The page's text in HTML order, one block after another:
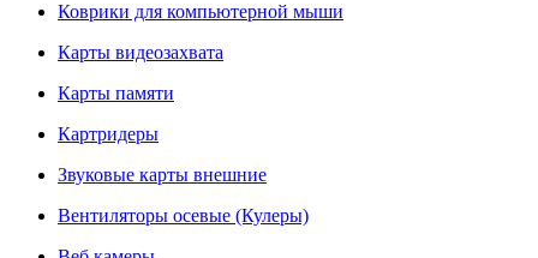
Коврики для компьютерной мыши
Карты видеозахвата
Карты памяти
Картридеры
Звуковые карты внешние
Вентиляторы осевые (Кулеры)